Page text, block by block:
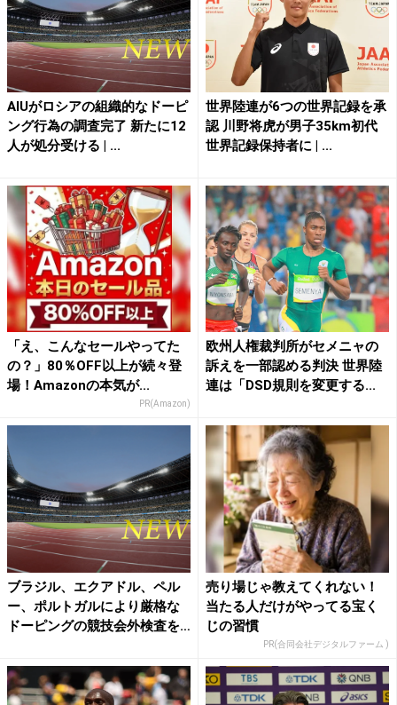
AIUがロシアの組織的なドーピ
ング行為の調査完了 新たに12
人が処分受ける | ...
世界陸連が6つの世界記録を承
認 川野将虎が男子35km初代
世界記録保持者に | ...
「え、こんなセールやってた
の？」80％OFF以上が続々登
場！Amazonの本気が...
PR(Amazon)
欧州人権裁判所がセメニャの
訴えを一部認める判決 世界陸
連は「DSD規則を変更する...
ブラジル、エクアドル、ペル
ー、ポルトガルにより厳格な
ドーピングの競技会外検査を
売り場じゃ教えてくれない！
当たる人だけがやってる宝く
じの習慣
PR(合同会社デジタルファーム )